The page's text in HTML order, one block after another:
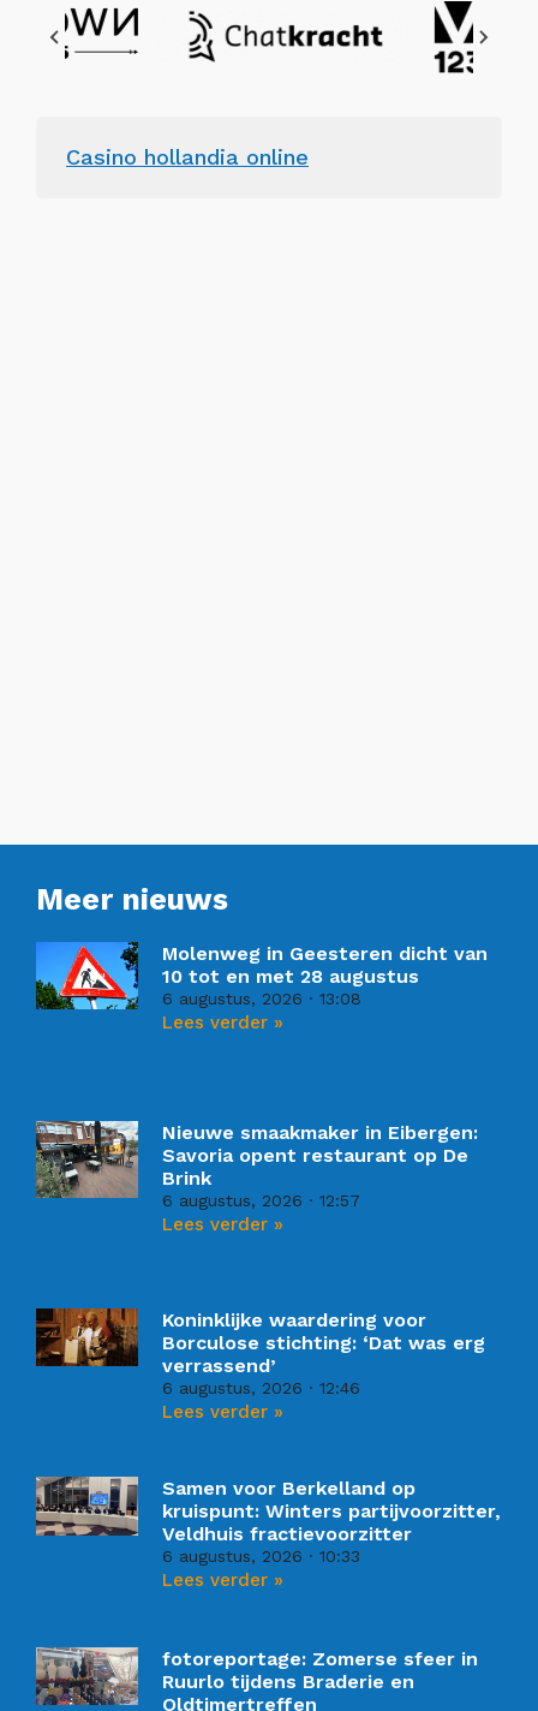
Casino hollandia online
Meer nieuws
Molenweg in Geesteren dicht van
10 tot en met 28 augustus
6 augustus, 2026 13:08
Lees verder »
Nieuwe smaakmaker in Eibergen:
Savoria opent restaurant op De
Brink
6 augustus, 2026 12:57
Lees verder »
Koninklijke waardering voor
Borculose stichting: ‘Dat was erg
verrassend’
6 augustus, 2026 12:46
Lees verder »
Samen voor Berkelland op
kruispunt: Winters partijvoorzitter,
Veldhuis fractievoorzitter
6 augustus, 2026 10:33
Lees verder »
fotoreportage: Zomerse sfeer in
Ruurlo tijdens Braderie en
Oldtimertreffen